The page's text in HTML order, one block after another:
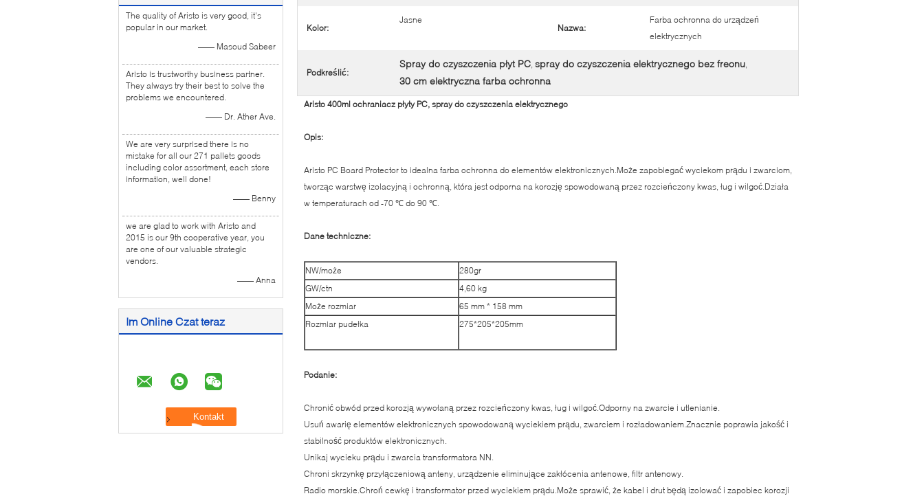
The quality of Aristo is very good, it's
popular in our market.
—— Masoud Sabeer
Aristo is trustworthy business partner.
They always try their best to solve the
problems we encountered.
—— Dr. Ather Ave.
We are very surprised there is no
mistake for all our 271 pallets goods
including color assortment, each store
information, well done!
—— Benny
we are glad to work with Aristo and
2015 is our 9th cooperative year, you
are one of our valuable strategic
vendors.
—— Anna
Im Online Czat teraz
Kolor:
Jasne
Nazwa:
Farba ochronna do urządzeń
elektrycznych
Podkreślić:
Spray do czyszczenia płyt PC, spray do czyszczenia elektrycznego bez freonu,
30 cm elektryczna farba ochronna
Aristo 400ml ochraniacz płyty PC, spray do czyszczenia elektrycznego
Opis:
Aristo PC Board Protector to idealna farba ochronna do elementów elektronicznych.Może zapobiegać wyciekom prądu i zwarciom,
tworząc warstwę izolacyjną i ochronną, która jest odporna na korozję spowodowaną przez rozcieńczony kwas, ług i wilgoć.Działa
w temperaturach od -70 ℃ do 90 ℃.
Dane techniczne:
NW/może
280gr
GW/ctn
4,60 kg
Może rozmiar
65 mm * 158 mm
Rozmiar pudełka
275*205*205mm
Podanie:
Chronić obwód przed korozją wywołaną przez rozcieńczony kwas, ług i wilgoć.Odporny na zwarcie i utlenianie.
Usuń awarię elementów elektronicznych spowodowaną wyciekiem prądu, zwarciem i rozładowaniem.Znacznie poprawia jakość i
stabilność produktów elektronicznych.
Unikaj wycieku prądu i zwarcia transformatora NN.
Chroni skrzynkę przyłączeniową anteny, urządzenie eliminujące zakłócenia antenowe, filtr antenowy.
Radio morskie.Chroń cewkę i transformator przed wyciekiem prądu.Może sprawić, że kabel i drut będą izolować i zapobiec korozji